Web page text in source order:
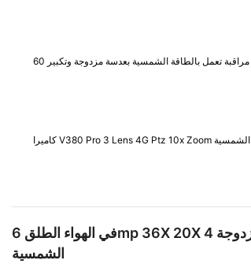
كاميرا V380 Pro 3 Lens 4G Ptz 10x Zoom الشمسية
في الهواء الطلق 6mp 36X 20X التكبير عدسة مزدوجة 4G بطاقة Sim 360 درجة سلك أقل 10 واط كاميرات المراقبة الأمنية
الشمسية